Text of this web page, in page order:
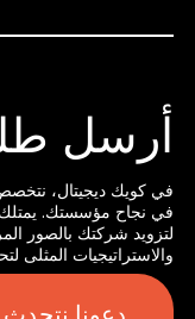
أرسل
في كويك ديجيتال،
في نجاح مؤسستك. يمتلك
لتزويد شركتك بالصور
والاستراتيجيات المثلى